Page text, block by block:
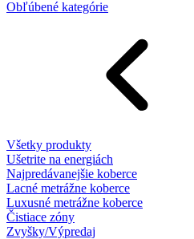
Obľúbené kategórie
Všetky produkty
Ušetrite na energiách
Najpredávanejšie koberce
Lacné metrážne koberce
Luxusné metrážne koberce
Čistiace zóny
Zvyšky/Výpredaj